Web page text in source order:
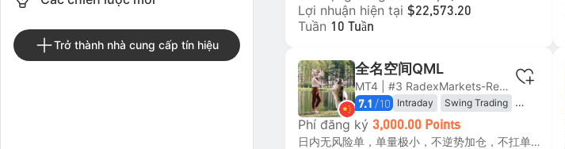
Trở thành nhà cung cấp tín hiệu
Lợi nhuận hiện tại $22,573.20
Tuần 10 Tuần
全名空间QML
MT4 | #3 RadexMarkets-Real 6
7.1 /10 Intraday
Swing Trading
Price Action Trading
Trend Following
Phí đăng ký 3,000.00 Points
日内无风险单，单量极小，不逆势加仓，不扛单， 如果你是想今天赚10块，明天赚20，后天赚40的思维的人不要关注。 手工单，不是ea，这样的问题不要问了！ 目前不回复大家信息，等账户到40000美金时再说！谢谢！ 我是1000美金为一个单位，标准0.01的倍数，有好回踩加仓机会会再➕0.01倍，但是不会亏损加仓（比如你5000美金，固定0.05即可，或是除以我资金倍数） （注：尽量不要手动干预跟单，回撤很正常，都会做回来，手动干预小利润就走，就会错过大利润，因为我的胜率没有那么高）。 适合：能接受连续亏损、不追求每一单都赚钱、可以坚持长期执行、能扛住15%左右账户回撤的投资者。 不适合：追求高胜率、无法承受连续浮亏、短期想快速暴富、承受力弱的新手。